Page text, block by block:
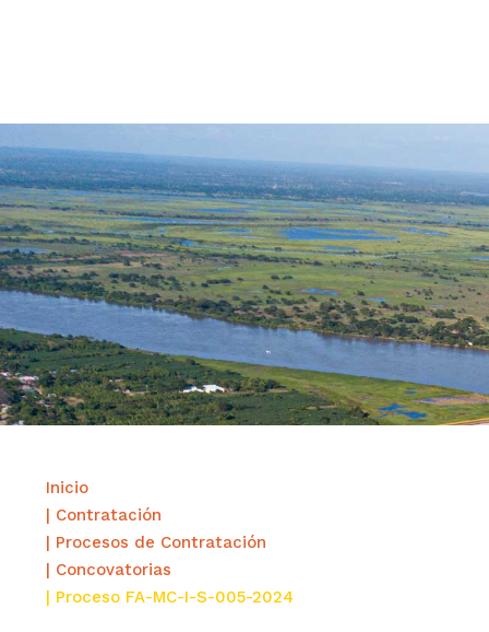
Inicio
| Contratación
| Procesos de Contratación
| Concovatorias
| Proceso FA-MC-I-S-005-2024